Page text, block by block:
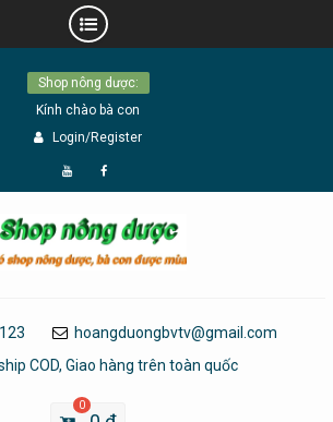
Shop nông dược:
Kính chào bà con
Login/Register
Đăng
YouTube
Page
hoangduongbvtv@gmail.com
COD, Giao hàng trên toàn quốc
0